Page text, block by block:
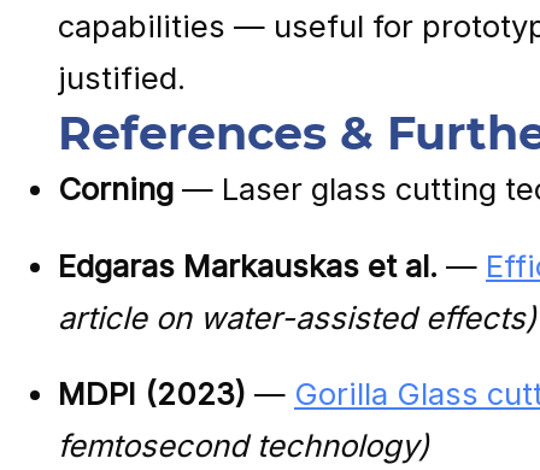
capabilities — useful for
justified.
References &
Corning — Laser glass cutting
Edgaras Markauskas et al. —
article on water-assisted effects)
MDPI (2023) — Gorilla Glass
femtosecond technology)